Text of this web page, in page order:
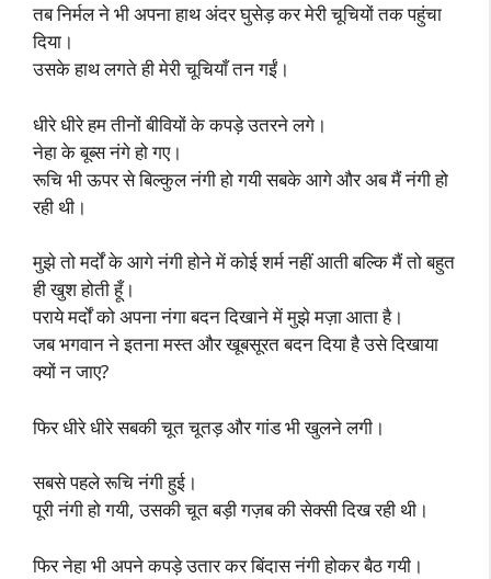
तब निर्मल ने भी अपना हाथ अंदर घुसेड़ कर मेरी चूचियों तक पहुंचा
दिया।
उसके हाथ लगते ही मेरी चूचियाँ तन गईं।
धीरे धीरे हम तीनों बीवियों के कपड़े उतरने लगे।
नेहा के बूब्स नंगे हो गए।
रूचि भी ऊपर से बिल्कुल नंगी हो गयी सबके आगे और अब मैं नंगी हो
रही थी।
मुझे तो मर्दों के आगे नंगी होने में कोई शर्म नहीं आती बल्कि मैं तो बहुत
ही खुश होती हूँ।
पराये मर्दों को अपना नंगा बदन दिखाने में मुझे मज़ा आता है।
जब भगवान ने इतना मस्त और खूबसूरत बदन दिया है उसे दिखाया
क्यों न जाए?
फिर धीरे धीरे सबकी चूत चूतड़ और गांड भी खुलने लगी।
सबसे पहले रूचि नंगी हुई।
पूरी नंगी हो गयी, उसकी चूत बड़ी गज़ब की सेक्सी दिख रही थी।
फिर नेहा भी अपने कपड़े उतार कर बिंदास नंगी होकर बैठ गयी।